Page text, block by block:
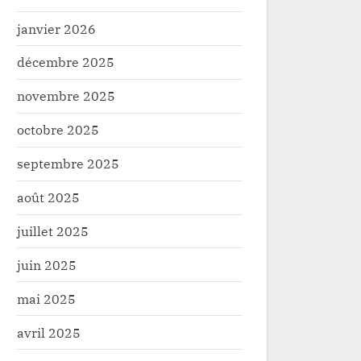
janvier 2026
décembre 2025
novembre 2025
octobre 2025
septembre 2025
août 2025
juillet 2025
juin 2025
mai 2025
avril 2025